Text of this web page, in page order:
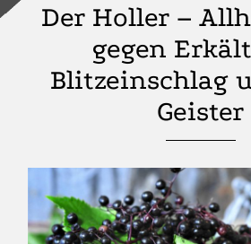
Der Holler –
gegen
Blitzeinschlag
Geister